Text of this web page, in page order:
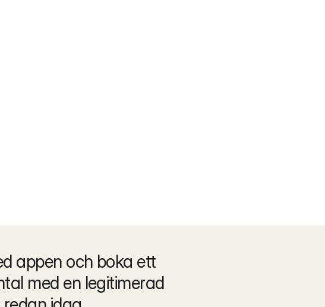
appen och boka ett
med en legitimerad